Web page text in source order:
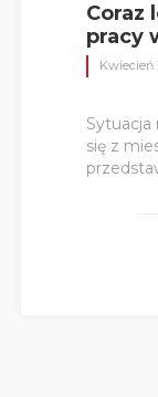
Coraz
pracy
Kwiecień
Sytuacja
się z